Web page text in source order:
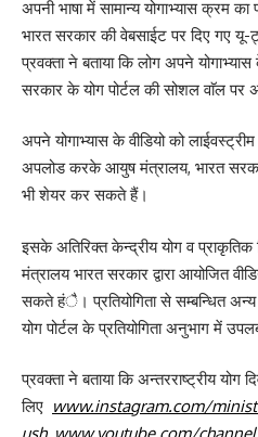
अपनी भाषा में सामान्य योगाभ्यास क्रम
भारत सरकार की वेबसाईट पर दिए गए
प्रवक्ता ने बताया कि लोग अपने
सरकार के योग पोर्टल की सोशल वाॅल
अपने योगाभ्यास के वीडियो को
अपलोड करके आयुष मंत्रालय, भारत
भी शेयर कर सकते हैं।
इसके अतिरिक्त केन्द्रीय योग व
मंत्रालय भारत सरकार द्वारा आयोजित
सकते हंै। प्रतियोगिता से सम्बन्धित अन्य
योग पोर्टल के प्रतियोगिता अनुभाग में
प्रवक्ता ने बताया कि अन्तरराष्ट्रीय
लिए www.instagram.com/